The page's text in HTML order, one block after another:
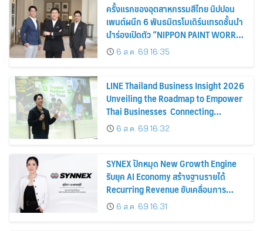
ครั้งแรกของอุตสาหกรรมสีไทย นิปปอน
เพนต์ผนึก 6 พันธมิตรโมเดิร์นเทรดชั้นนำ
นำร่องเปิดตัว “NIPPON PAINT WORRY
FREE” โปรแกรมดูแลคุณภาพฟิล์มสีหลัง
การขาย
6 ส.ค. 69 16:35
LINE Thailand Business Insight 2026
Unveiling the Roadmap to Empower
Thai Businesses Connecting
Businesses, Consumers, and
Partners for Sustainable Growth
6 ส.ค. 69 16:32
SYNEX ปักหมุด New Growth Engine
รับยุค AI Economy สร้างฐานรายได้
Recurring Revenue ขับเคลื่อนการ
เติบโตอย่างยั่งยืน โชว์กำไร Q2/69 โต
18% พร้อมจ่ายปันผลระหว่างกาล 0.10
6 ส.ค. 69 16:31